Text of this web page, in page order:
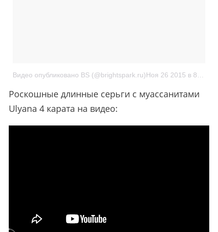
Видео опубликовано BS (@brightspark.ru)Ноя 26 2015 в 8:02 PST
Роскошные длинные серьги с муассанитами
Ulyana 4 карата на видео: